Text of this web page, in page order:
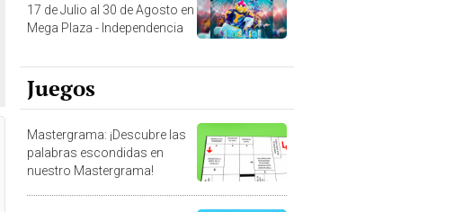
17 de Julio al 30 de Agosto en
Mega Plaza - Independencia
Juegos
Mastergrama: ¡Descubre las
palabras escondidas en
nuestro Mastergrama!